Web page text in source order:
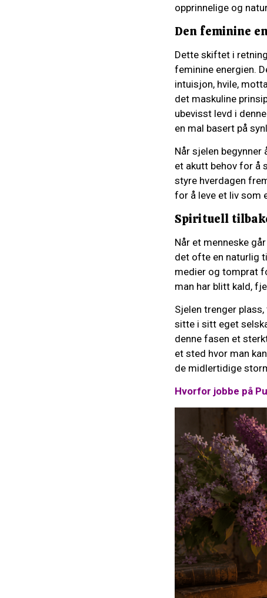
opprinnelige og
Den feminine
Dette skiftet i
feminine energien.
intuisjon, hvile,
det maskuline
ubevisst levd i
en mal basert på
Når sjelen
et akutt behov for å
styre hverdagen
for å leve et liv som
Spirituell
Når et menneske
det ofte en naturlig
medier og tomprat
man har blitt kald,
Sjelen trenger
sitte i sitt eget
denne fasen et
et sted hvor man
de midlertidige
Hvorfor jobbe på